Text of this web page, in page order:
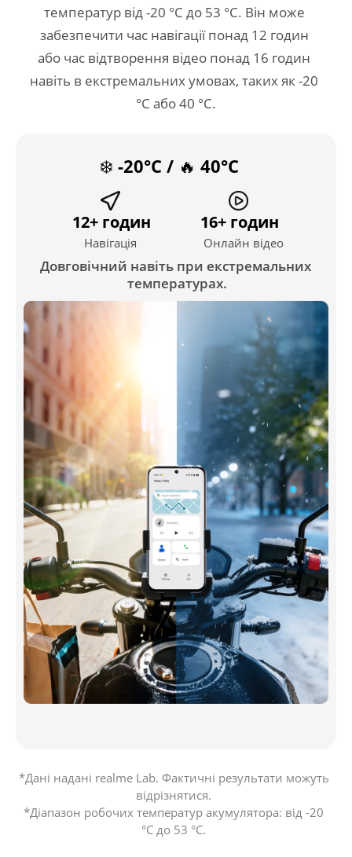
*Дані надані realme Lab. Фактичні результати можуть
відрізнятися.
*Діапазон робочих температур акумулятора: від -20
°C до 53 °C.
Довговічний навіть при екстремальних
температурах.
Онлайн відео
16+ годин
Навігація
12+ годин
❄️ -20°C / 🔥 40°C
температур від -20 °C до 53 °C. Він може
забезпечити час навігації понад 12 годин
або час відтворення відео понад 16 годин
навіть в екстремальних умовах, таких як -20
°C або 40 °C.